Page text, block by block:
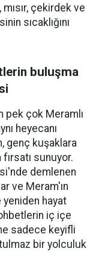
çekirdek ve
sıcaklığını
buluşma
pek çok Meramlı
heyecanı
genç kuşaklara
sunuyor.
demlenen
ve Meram'ın
yeniden hayat
iç içe
sadece keyifli
bir yolculuk